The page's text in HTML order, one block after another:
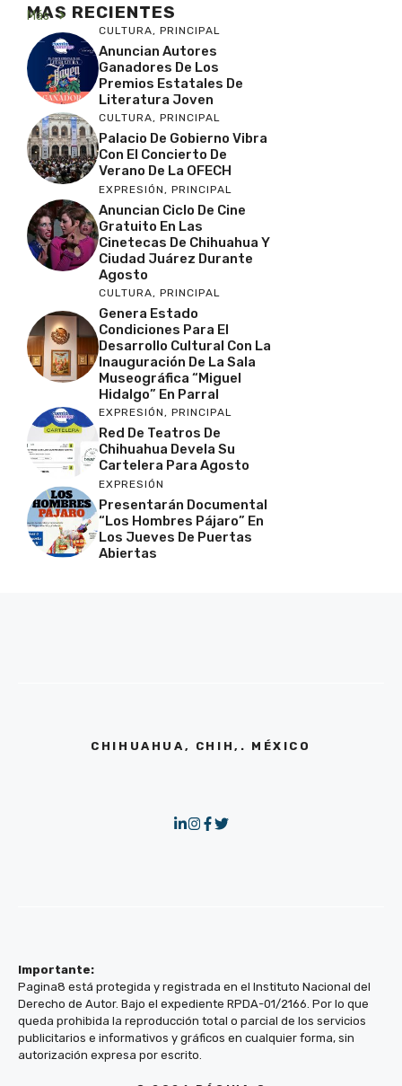
MAS RECIENTES
Más
CULTURA, PRINCIPAL
Anuncian Autores
Ganadores De Los
Premios Estatales De
Literatura Joven
CULTURA, PRINCIPAL
Palacio De Gobierno Vibra
Con El Concierto De
Verano De La OFECH
EXPRESIÓN, PRINCIPAL
Anuncian Ciclo De Cine
Gratuito En Las
Cinetecas De Chihuahua Y
Ciudad Juárez Durante
Agosto
CULTURA, PRINCIPAL
Genera Estado
Condiciones Para El
Desarrollo Cultural Con La
Inauguración De La Sala
Museográfica “Miguel
Hidalgo” En Parral
EXPRESIÓN, PRINCIPAL
Red De Teatros De
Chihuahua Devela Su
Cartelera Para Agosto
EXPRESIÓN
Presentarán Documental
“Los Hombres Pájaro” En
Los Jueves De Puertas
Abiertas
CHIHUAHUA, CHIH,. MÉXICO
Importante:
Pagina8 está protegida y registrada en el Instituto Nacional del
Derecho de Autor. Bajo el expediente RPDA-01/2166. Por lo que
queda prohibida la reproducción total o parcial de los servicios
publicitarios e informativos y gráficos en cualquier forma, sin
autorización expresa por escrito.